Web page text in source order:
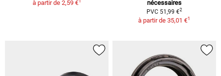
à partir de 2,59 €
nécessaires
PVC 51,99 €2
à partir de 35,01 €1